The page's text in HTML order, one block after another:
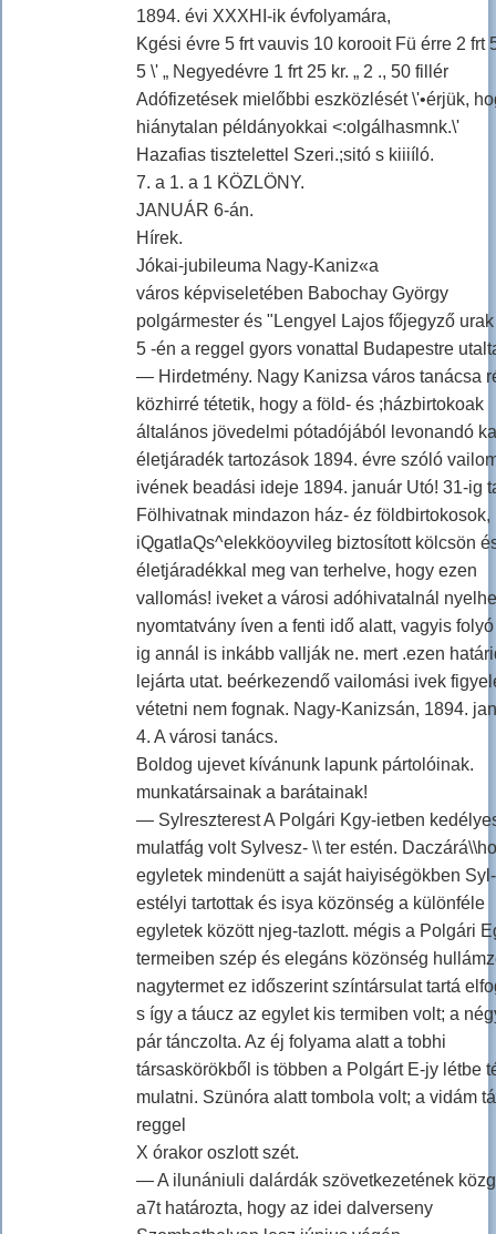
1894. évi XXXHI-ik évfolyamára,
Kgési évre 5 frt vauvis 10 korooit Fü érre 2 frt
5 \' „ Negyedévre 1 frt 25 kr. „ 2 ., 50 fillér
Adófizetések mielőbbi eszközlését \'•érjük,
hiánytalan példányokkai <:olgálhasmnk.\'
Hazafias tisztelettel Szeri.;sitó s kiiiíló.
7. a 1. a 1 KÖZLÖNY.
JANUÁR 6-án.
Hírek.
Jókai-jubileuma Nagy-Kaniz«a
város képviseletében Babochay György
polgármester és "Lengyel Lajos főjegyző
5 -én a reggel gyors vonattal Budapestre
— Hirdetmény. Nagy Kanizsa város tanácsa
közhirré tétetik, hogy a föld- és ;házbirtokoak
általános jövedelmi pótadójából levonandó
életjáradék tartozások 1894. évre szóló
ivének beadási ideje 1894. január Utó! 31-ig
Fölhivatnak mindazon ház- éz földbirtokosok,
iQgatlaQs^elekköoyvileg biztosított kölcsön
életjáradékkal meg van terhelve, hogy ezen
vallomás! iveket a városi adóhivatalnál
nyomtatvány íven a fenti idő alatt, vagyis
ig annál is inkább vallják ne. mert .ezen
lejárta utat. beérkezendő vailomási ivek
vétetni nem fognak. Nagy-Kanizsán, 1894.
4. A városi tanács.
Boldog ujevet kívánunk lapunk pártolóinak.
munkatársainak a barátainak!
— Sylreszterest A Polgári Kgy-ietben
mulatfág volt Sylvesz- \\ ter estén.
egyletek mindenütt a saját haiyiségökben
estélyi tartottak és isya közönség a különféle
egyletek között njeg-tazlott. mégis a Polgári
termeiben szép és elegáns közönség
nagytermet ez időszerint színtársulat tartá
s így a táucz az egylet kis termiben volt; a
pár tánczolta. Az éj folyama alatt a tobhi
társaskörökből is többen a Polgárt E-jy létbe
mulatni. Szünóra alatt tombola volt; a vidám
reggel
X órakor oszlott szét.
— A ilunániuli dalárdák szövetkezetének
a7t határozta, hogy az idei dalverseny